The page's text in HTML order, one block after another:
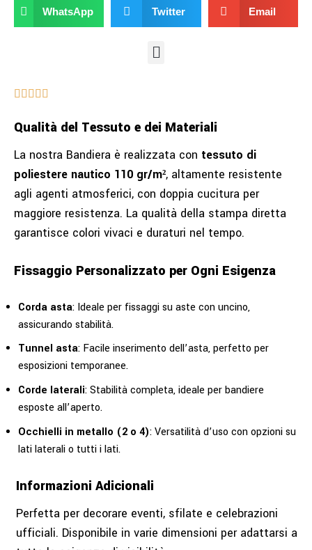
WhatsApp Twitter Email
Qualità del Tessuto e dei Materiali
La nostra Bandiera è realizzata con tessuto di
poliestere nautico 110 gr/m², altamente resistente
agli agenti atmosferici, con doppia cucitura per
maggiore resistenza. La qualità della stampa diretta
garantisce colori vivaci e duraturi nel tempo.
Fissaggio Personalizzato per Ogni Esigenza
Corda asta: Ideale per fissaggi su aste con uncino,
assicurando stabilità.
Tunnel asta: Facile inserimento dell’asta, perfetto per
esposizioni temporanee.
Corde laterali: Stabilità completa, ideale per bandiere
esposte all’aperto.
Occhielli in metallo (2 o 4): Versatilità d’uso con opzioni su
lati laterali o tutti i lati.
Informazioni Adicionali
Perfetta per decorare eventi, sfilate e celebrazioni
ufficiali. Disponibile in varie dimensioni per adattarsi a